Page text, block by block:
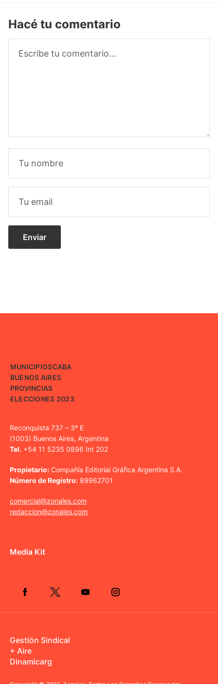
Hacé tu comentario
MUNICIPIOSCABA
BUENOS AIRES
PROVINCIAS
ELECCIONES 2023
Reconquista 737 – 3º E
(1003) Buenos Aires, Argentina
Tel. +54 11 5235 0896 Int 202
Propietario: Compañía Editorial Gráfica Argentina S.A.
Número de Registro: 89962701
comercial@zonales.com
redaccion@zonales.com
Media Kit
Gestión Sindical
+ Aire
Dinamicarg